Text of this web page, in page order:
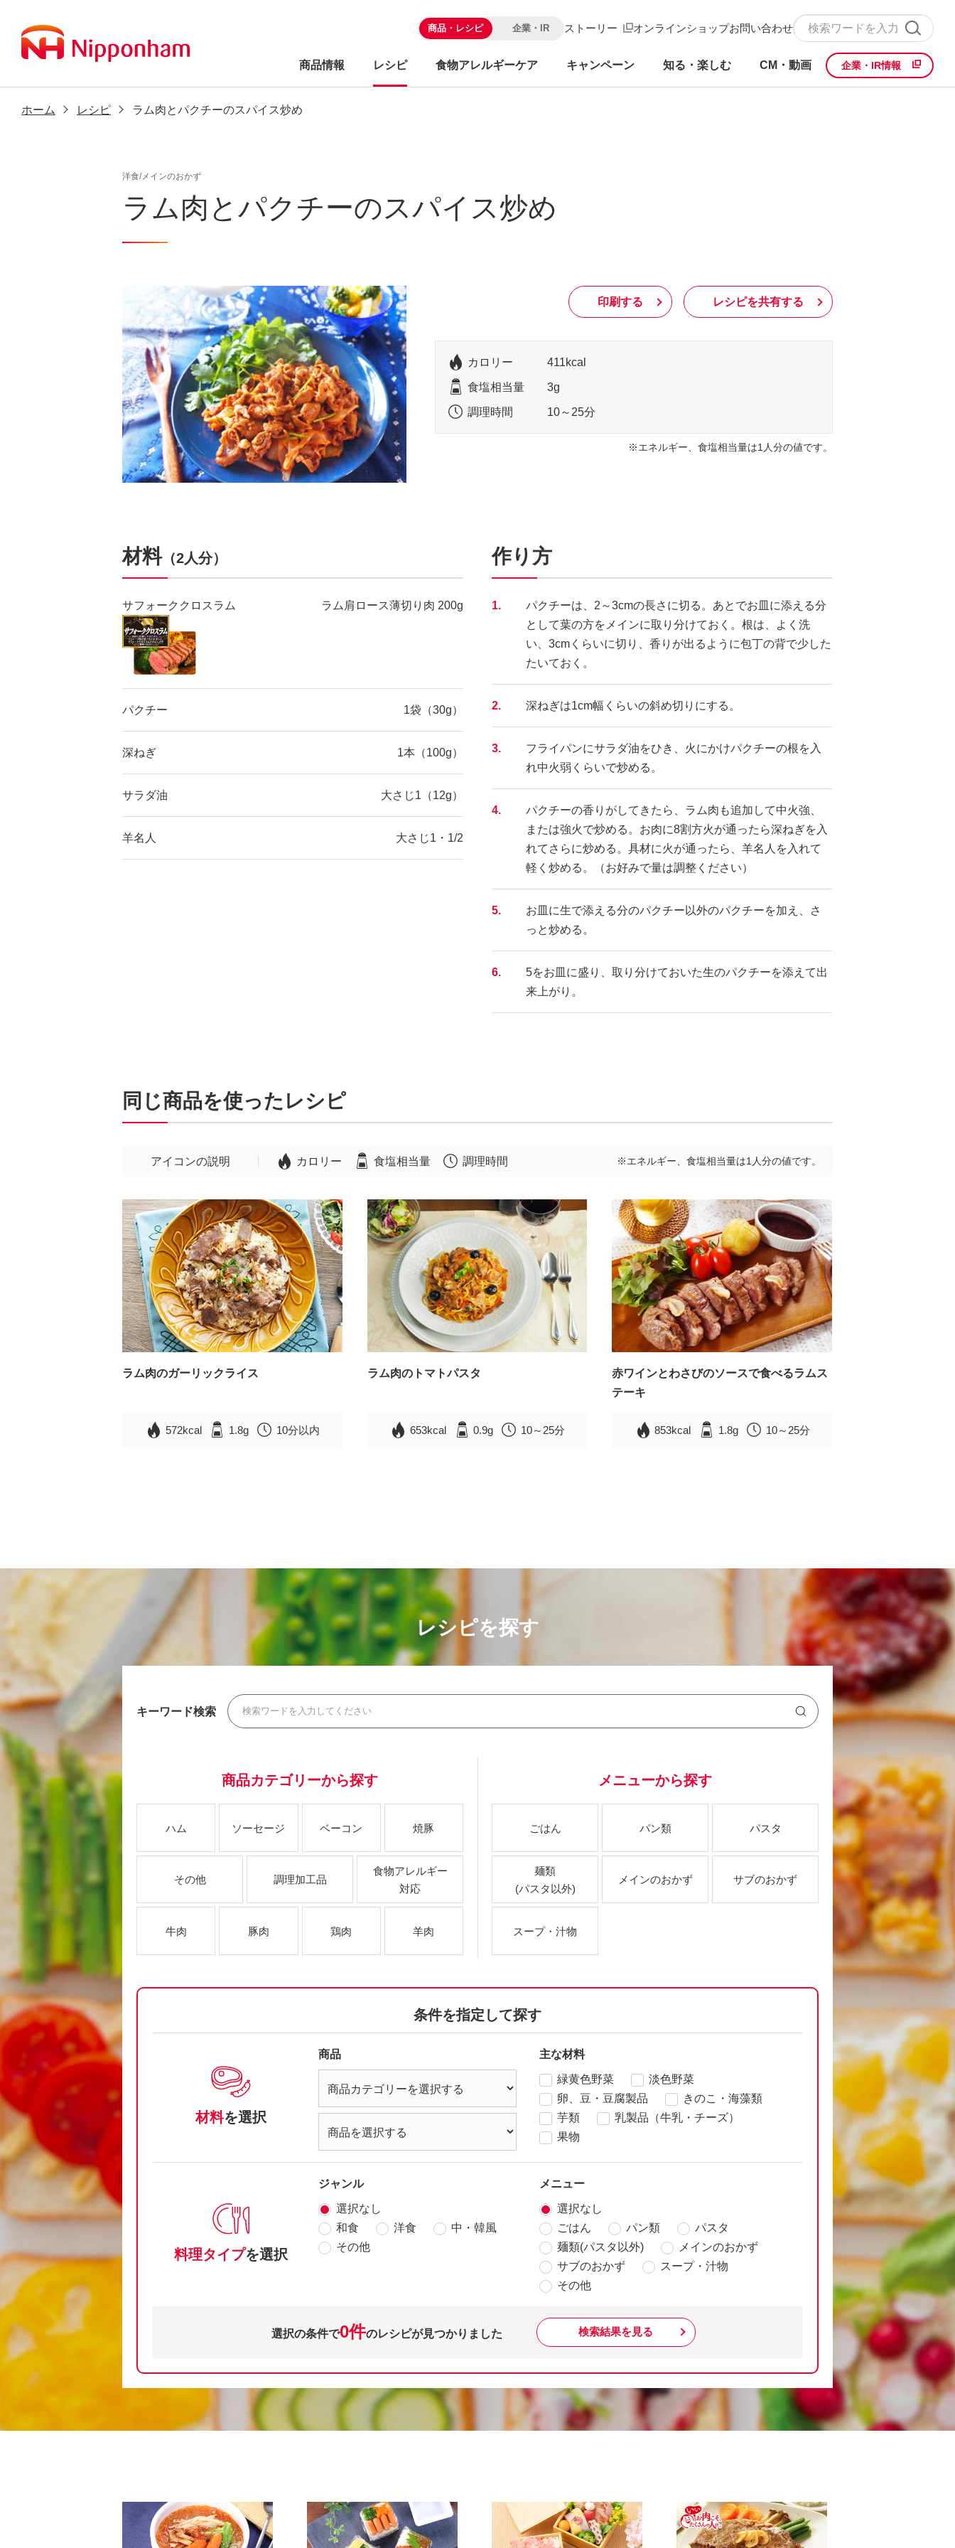
商品・レシピ 企業・IR ストーリー オンラインショップお問い合わせ
商品情報 レシピ 食物アレルギーケア キャンペーン 知る・楽しむ CM・動画 企業・IR情報
ホーム レシピ ラム肉とパクチーのスパイス炒め
洋食/メインのおかず
ラム肉とパクチーのスパイス炒め
印刷する レシピを共有する
カロリー 411kcal
食塩相当量 3g
調理時間 10～25分
エネルギー、食塩相当量は1人分の値です。
材料（2人分）
サフォーククロスラム ラム肩ロース薄切り肉 200g
パクチー 1袋（30g）
深ねぎ 1本（100g）
サラダ油 大さじ1（12g）
羊名人 大さじ1・1/2
作り方
1.
パクチーは、2～3cmの長さに切る。あとでお皿に添える分
として葉の方をメインに取り分けておく。根は、よく洗
い、3cmくらいに切り、香りが出るように包丁の背で少した
たいておく。
2. 深ねぎは1cm幅くらいの斜め切りにする。
3.
フライパンにサラダ油をひき、火にかけパクチーの根を入
れ中火弱くらいで炒める。
4.
パクチーの香りがしてきたら、ラム肉も追加して中火強、
または強火で炒める。お肉に8割方火が通ったら深ねぎを入
れてさらに炒める。具材に火が通ったら、羊名人を入れて
軽く炒める。（お好みで量は調整ください）
5.
お皿に生で添える分のパクチー以外のパクチーを加え、さ
っと炒める。
6.
5をお皿に盛り、取り分けておいた生のパクチーを添えて出
来上がり。
同じ商品を使ったレシピ
アイコンの説明 カロリー 食塩相当量 調理時間 ※エネルギー、食塩相当量は1人分の値です。
ラム肉のガーリックライス
572kcal 1.8g 10分以内
ラム肉のトマトパスタ
653kcal 0.9g 10～25分
赤ワインとわさびのソースで食べるラムス
テーキ
853kcal 1.8g 10～25分
レシピを探す
キーワード検索
商品カテゴリーから探す
ハム ソーセージ ベーコン 焼豚
その他 調理加工品
食物アレルギー
対応
牛肉 豚肉 鶏肉 羊肉
メニューから探す
ごはん パン類 パスタ
麺類
(パスタ以外)
メインのおかず サブのおかず
スープ・汁物
条件を指定して探す
材料を選択
商品 主な材料
緑黄色野菜
淡色野菜
卵、豆・豆腐製品
きのこ・海藻類
芋類
乳製品（牛乳・チーズ）
果物
料理タイプを選択
ジャンル
選択なし
和食
洋食
中・韓風
その他
メニュー
選択なし
ごはん
パン類
パスタ
麺類(パスタ以外)
メインのおかず
サブのおかず
スープ・汁物
その他
選択の条件で0件のレシピが見つかりました 検索結果を見る